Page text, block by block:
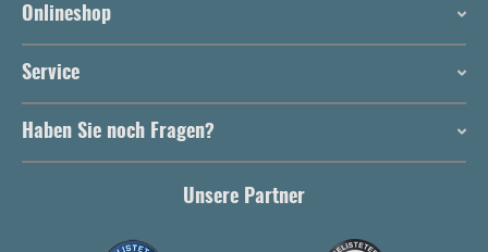
Onlineshop
Service
Haben Sie noch Fragen?
Unsere Partner